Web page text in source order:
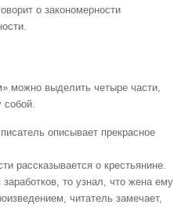
о закономерности
можно выделить четыре части,
описывает прекрасное
рассказывается о крестьянине.
то узнал, что жена ему
читатель замечает,